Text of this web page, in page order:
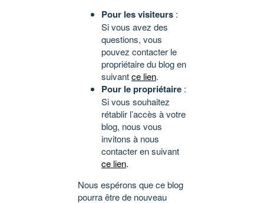
Pour les visiteurs :
Si vous avez des
questions, vous
pouvez contacter le
propriétaire du blog en
suivantce lien.
Pour le propriétaire :
Si vous souhaitez
rétablir l’accès à votre
blog, nous vous
invitons à nous
contacter en suivant
ce lien.
Nous espérons que ce blog
pourra être de nouveau